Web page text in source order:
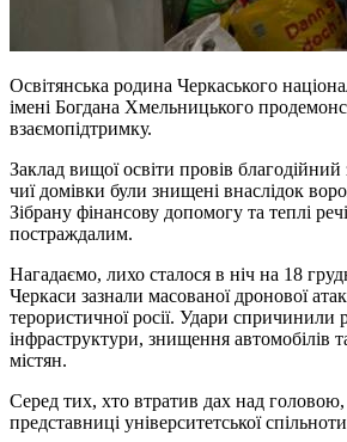
Освітянська родина Черкаського
імені Богдана Хмельницького
взаємопідтримку.
Заклад вищої освіти провів благодійний
чиї домівки були знищені внаслідок
Зібрану фінансову допомогу та теплі
постраждалим.
Нагадаємо, лихо сталося в ніч на 18
Черкаси зазнали масованої дронової
терористичноїросії. Удари спричинили
інфраструктури, знищення автомобілів
містян.
Серед тих, хто втратив дах над
представниці університетської